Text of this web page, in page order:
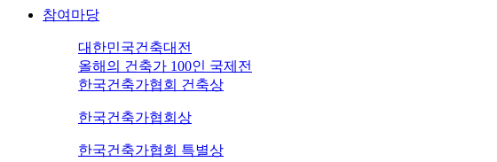
참여마당
대한민국건축대전
올해의 건축가 100인 국제전
한국건축가협회 건축상
한국건축가협회상
한국건축가협회 특별상